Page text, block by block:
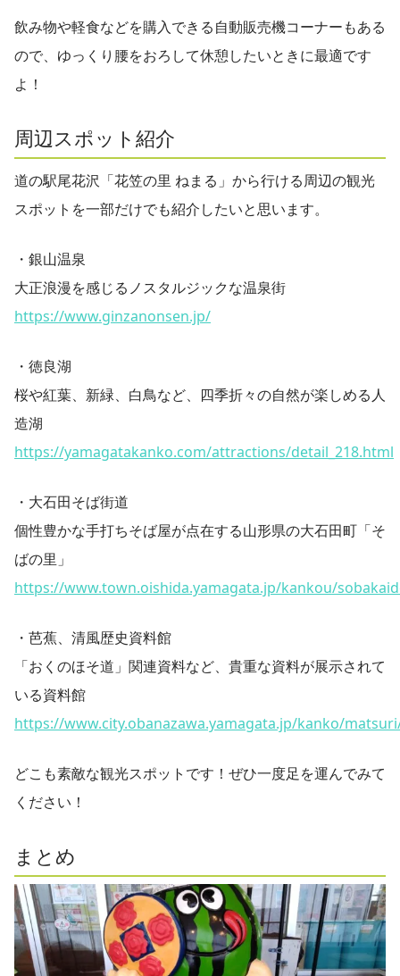
飲み物や軽食などを購入できる自動販売機コーナーもある
ので、ゆっくり腰をおろして休憩したいときに最適です
よ！
周辺スポット紹介
道の駅尾花沢「花笠の里 ねまる」から行ける周辺の観光
スポットを一部だけでも紹介したいと思います。
・銀山温泉
大正浪漫を感じるノスタルジックな温泉街
https://www.ginzanonsen.jp/
・徳良湖
桜や紅葉、新緑、白鳥など、四季折々の自然が楽しめる人
造湖
https://yamagatakanko.com/attractions/detail_218.html
・大石田そば街道
個性豊かな手打ちそば屋が点在する山形県の大石田町「そ
ばの里」
https://www.town.oishida.yamagata.jp/kankou/
・芭蕉、清風歴史資料館
「おくのほそ道」関連資料など、貴重な資料が展示されて
いる資料館
https://www.city.obanazawa.yamagata.jp/kanko/
どこも素敵な観光スポットです！ぜひ一度足を運んでみて
ください！
まとめ